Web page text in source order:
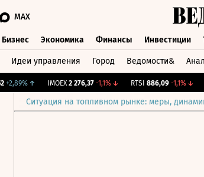
MAX
Бизнес Экономика Финансы Инвестиции
Идеи управления Город Ведомости&
+2,89%↑ IMOEX 2 276,37 -1,1%↓ RTSI 886,09 -1,1%↓
Ситуация на топливном рынке: меры,